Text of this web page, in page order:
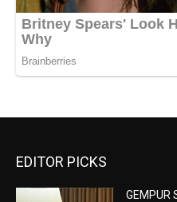
EDITOR PICKS